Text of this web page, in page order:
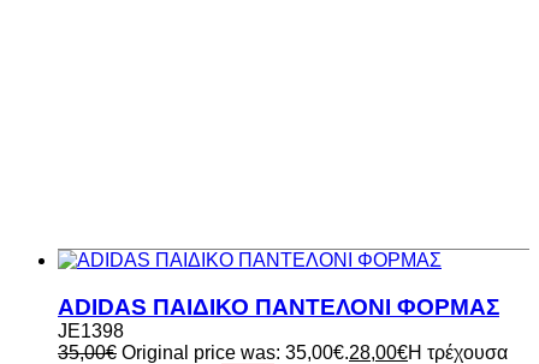
ADIDAS ΠΑΙΔΙΚΟ ΠΑΝΤΕΛΟΝΙ ΦΟΡΜΑΣ
JE1398
35,00€ Original price was: 35,00€.28,00€Η τρέχουσα